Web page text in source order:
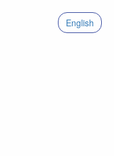
English